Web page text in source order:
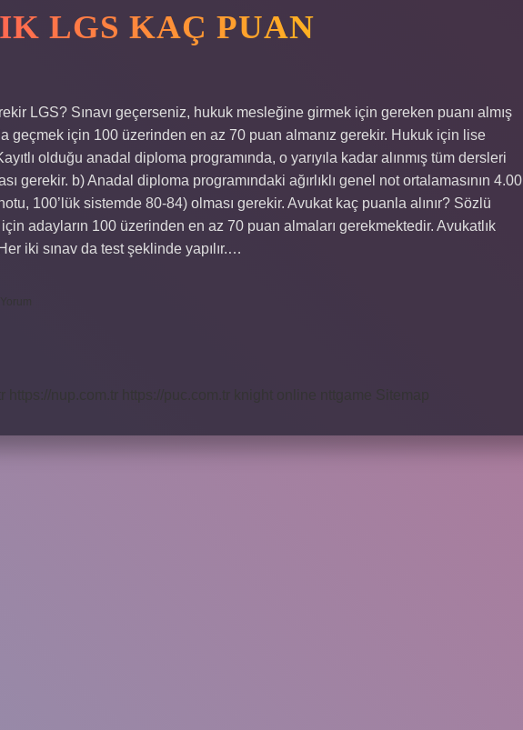
LGS KAÇ PUAN
LGS? Sınavı geçerseniz, hukuk mesleğine girmek için gereken puanı almış
geçmek için 100 üzerinden en az 70 puan almanız gerekir. Hukuk için lise
olduğu anadal diploma programında, o yarıyıla kadar alınmış tüm dersleri
gerekir. b) Anadal diploma programındaki ağırlıklı genel not ortalamasının 4.00
100’lük sistemde 80-84) olması gerekir. Avukat kaç puanla alınır? Sözlü
için adayların 100 üzerinden en az 70 puan almaları gerekmektedir. Avukatlık
iki sınav da test şeklinde yapılır.…
https://nup.com.tr https://puc.com.tr